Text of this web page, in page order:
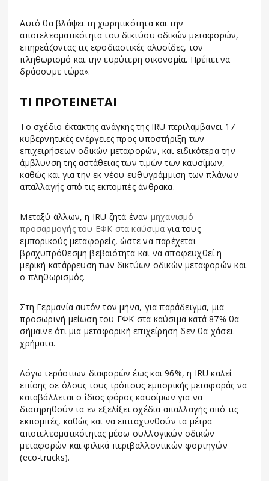
Αυτό θα βλάψει τη χωρητικότητα και την
αποτελεσματικότητα του δικτύου οδικών μεταφορών,
επηρεάζοντας τις εφοδιαστικές αλυσίδες, τον
πληθωρισμό και την ευρύτερη οικονομία. Πρέπει να
δράσουμε τώρα».
ΤΙ ΠΡΟΤΕΙΝΕΤΑΙ
Το σχέδιο έκτακτης ανάγκης της IRU περιλαμβάνει 17
κυβερνητικές ενέργειες προς υποστήριξη των
επιχειρήσεων οδικών μεταφορών, και ειδικότερα την
άμβλυνση της αστάθειας των τιμών των καυσίμων,
καθώς και για την εκ νέου ευθυγράμμιση των πλάνων
απαλλαγής από τις εκπομπές άνθρακα.
Μεταξύ άλλων, η IRU ζητά έναν μηχανισμό
προσαρμογής του ΕΦΚ στα καύσιμαγια τους
εμπορικούς μεταφορείς, ώστε να παρέχεται
βραχυπρόθεσμη βεβαιότητα και να αποφευχθεί η
μερική κατάρρευση των δικτύων οδικών μεταφορών και
ο πληθωρισμός.
Στη Γερμανία αυτόν τον μήνα, για παράδειγμα, μια
προσωρινή μείωση του ΕΦΚ στα καύσιμα κατά 87% θα
σήμαινε ότι μια μεταφορική επιχείρηση δεν θα χάσει
χρήματα.
Λόγω τεράστιων διαφορών έως και 96%, η IRU καλεί
επίσης σε όλους τους τρόπους εμπορικής μεταφοράς να
καταβάλλεται ο ίδιος φόρος καυσίμων για να
διατηρηθούν τα εν εξελίξει σχέδια απαλλαγής από τις
εκπομπές, καθώς και να επιταχυνθούν τα μέτρα
αποτελεσματικότητας μέσω συλλογικών οδικών
μεταφορών και φιλικά περιβαλλοντικών φορτηγών
(eco-trucks).